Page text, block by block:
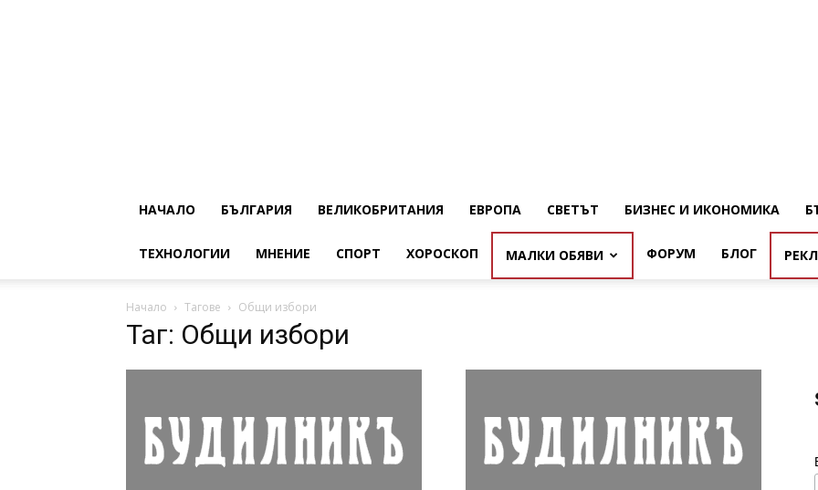
НАЧАЛО БЪЛГАРИЯ ВЕЛИКОБРИТАНИЯ ЕВРОПА СВЕТЪТ БИЗНЕС И ИКОНОМИКА
ТЕХНОЛОГИИ МНЕНИЕ СПОРТ ХОРОСКОП МАЛКИ ОБЯВИ ФОРУМ БЛОГ
Начало Тагове Общи избори
Таг: Общи избори